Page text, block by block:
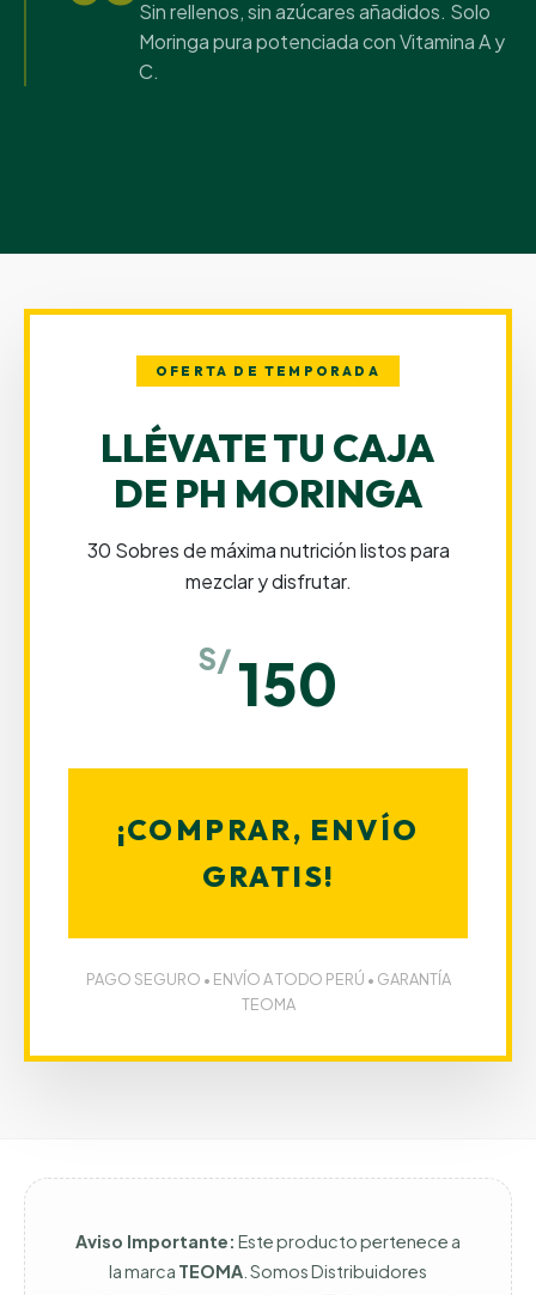
Sin rellenos, sin azúcares añadidos. Solo
Moringa pura potenciada con Vitamina A y
C.
OFERTA DE TEMPORADA
LLÉVATE TU CAJA
DE PH MORINGA
30 Sobres de máxima nutrición listos para
mezclar y disfrutar.
S/ 150
¡COMPRAR, ENVÍO
GRATIS!
PAGO SEGURO • ENVÍO A TODO PERÚ • GARANTÍA
TEOMA
Aviso Importante: Este producto pertenece a
la marca TEOMA . Somos Distribuidores